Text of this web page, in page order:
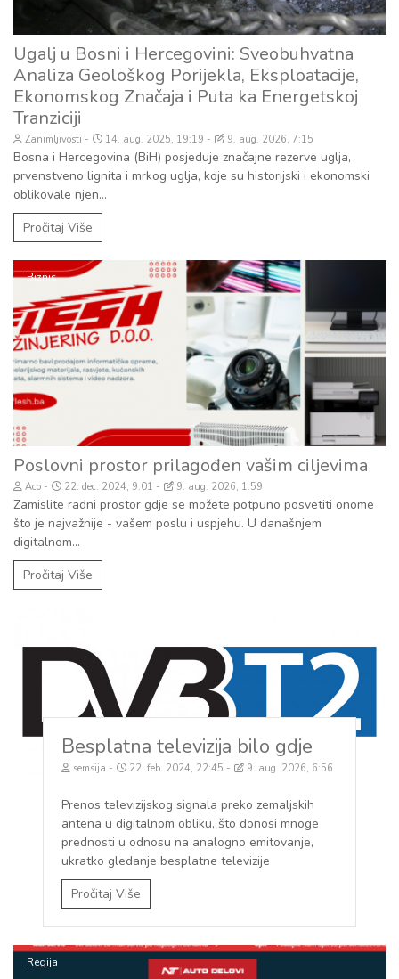
Ugalj u Bosni i Hercegovini: Sveobuhvatna
Analiza Geološkog Porijekla, Eksploatacije,
Ekonomskog Značaja i Puta ka Energetskoj
Tranziciji
Zanimljivosti 14. aug. 2025, 19:19 9. aug. 2026, 7:15
Bosna i Hercegovina (BiH) posjeduje značajne rezerve uglja,
prvenstveno lignita i mrkog uglja, koje su historijski i ekonomski
oblikovale njen...
Pročitaj Više
Biznis
Poslovni prostor prilagođen vašim ciljevima
Aco 22. dec. 2024, 9:01 9. aug. 2026, 1:59
Zamislite radni prostor gdje se možete potpuno posvetiti onome
što je najvažnije - vašem poslu i uspjehu. U današnjem
digitalnom...
Pročitaj Više
Besplatna televizija bilo gdje
semsija 22. feb. 2024, 22:45 9. aug. 2026, 6:56
Prenos televizijskog signala preko zemaljskih
antena u digitalnom obliku, što donosi mnoge
prednosti u odnosu na analogno emitovanje,
ukratko gledanje besplatne televizije
Pročitaj Više
Regija